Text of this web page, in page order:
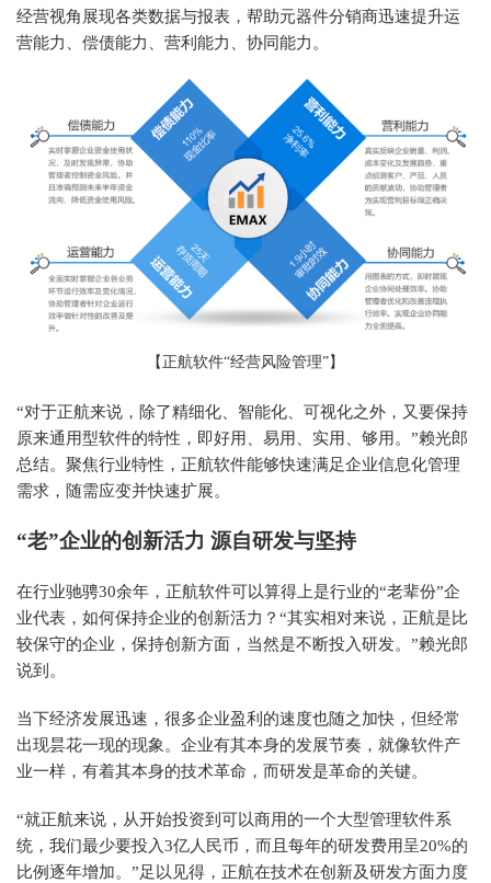
经营视角展现各类数据与报表，帮助元器件分销商迅速提升运
营能力、偿债能力、营利能力、协同能力。
【正航软件“经营风险管理”】
“对于正航来说，除了精细化、智能化、可视化之外，又要保持
原来通用型软件的特性，即好用、易用、实用、够用。”赖光郎
总结。聚焦行业特性，正航软件能够快速满足企业信息化管理
需求，随需应变并快速扩展。
“老”企业的创新活力 源自研发与坚持
在行业驰骋30余年，正航软件可以算得上是行业的“老辈份”企
业代表，如何保持企业的创新活力？“其实相对来说，正航是比
较保守的企业，保持创新方面，当然是不断投入研发。”赖光郎
说到。
当下经济发展迅速，很多企业盈利的速度也随之加快，但经常
出现昙花一现的现象。企业有其本身的发展节奏，就像软件产
业一样，有着其本身的技术革命，而研发是革命的关键。
“就正航来说，从开始投资到可以商用的一个大型管理软件系
统，我们最少要投入3亿人民币，而且每年的研发费用呈20%的
比例逐年增加。”足以见得，正航在技术在创新及研发方面力度